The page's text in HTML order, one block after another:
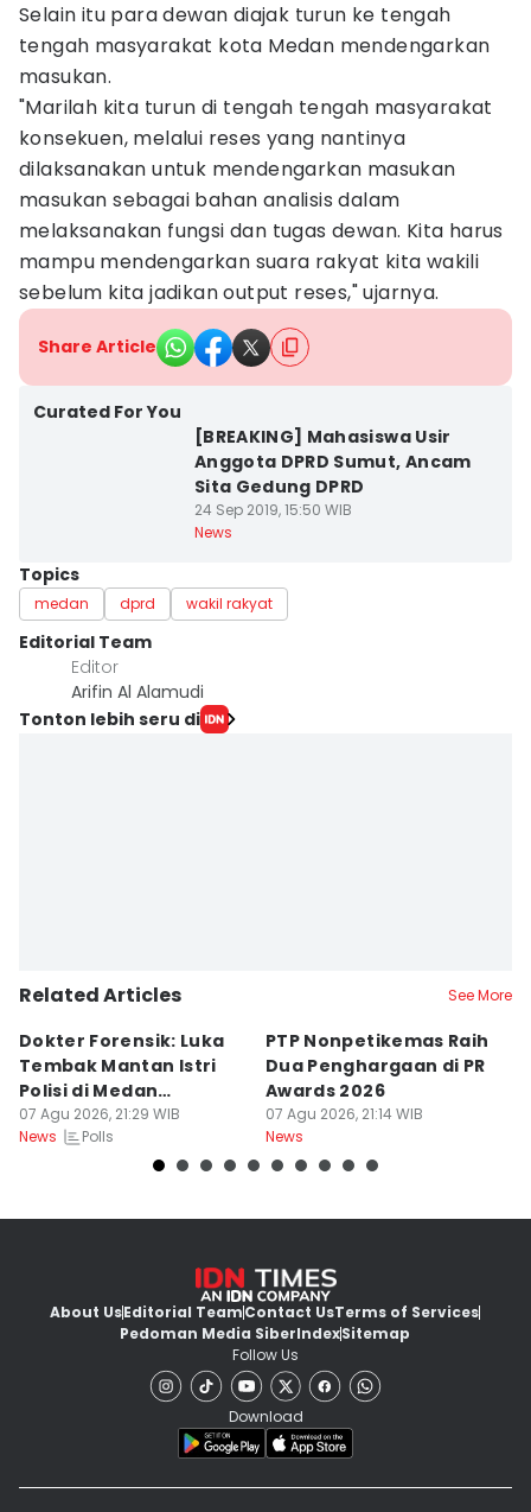
Selain itu para dewan diajak turun ke tengah
tengah masyarakat kota Medan mendengarkan
masukan.
"Marilah kita turun di tengah tengah masyarakat
konsekuen, melalui reses yang nantinya
dilaksanakan untuk mendengarkan masukan
masukan sebagai bahan analisis dalam
melaksanakan fungsi dan tugas dewan. Kita harus
mampu mendengarkan suara rakyat kita wakili
sebelum kita jadikan output reses," ujarnya.
Share Article
Curated For You
[BREAKING] Mahasiswa Usir
Anggota DPRD Sumut, Ancam
Sita Gedung DPRD
24 Sep 2019, 15:50 WIB
News
Topics
medan dprd wakil rakyat
Editorial Team
Editor
Arifin Al Alamudi
Tonton lebih seru di
Related Articles See More
Dokter Forensik: Luka
Tembak Mantan Istri
Polisi di Medan
Berkarakter Tempel
07 Agu 2026, 21:29 WIB
News
Polls
PTP Nonpetikemas Raih
Dua Penghargaan di PR
Awards 2026
07 Agu 2026, 21:14 WIB
News
About UsEditorial TeamContact UsTerms of Services
Pedoman Media SiberIndexSitemap
Follow Us
Download